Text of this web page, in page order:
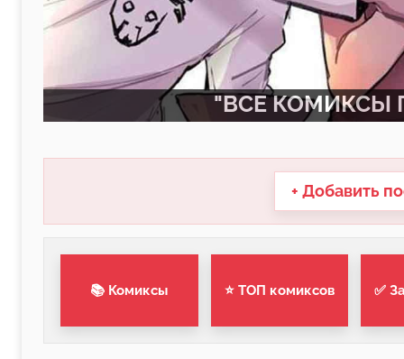
"ВСЕ КОМИКСЫ
+ Добавить
📚 Комиксы ⭐ ТОП комиксов ✅